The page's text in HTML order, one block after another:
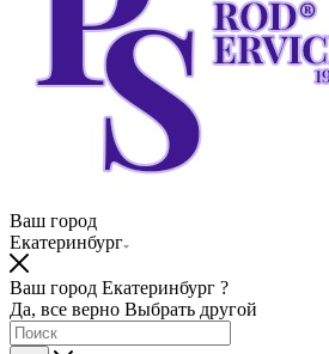
Ваш город
Екатеринбург
Ваш город Екатеринбург ?
Да, все верно Выбрать другой